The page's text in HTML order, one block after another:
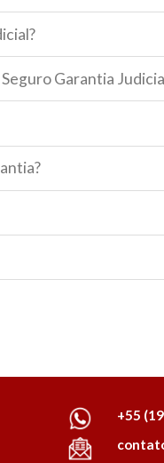
Garantia
+55